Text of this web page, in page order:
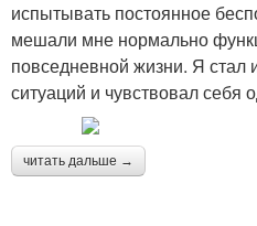
испытывать постоянное
мешали мне нормально
повседневной жизни. Я стал
ситуаций и чувствовал себя
читать дальше →